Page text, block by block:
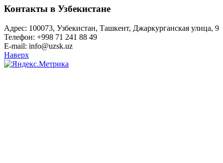
Контакты в Узбекистане
Адрес: 100073, Узбекистан, Ташкент, Джаркурганская улица, 9
Телефон: +998 71 241 88 49
E-mail: info@uzsk.uz
Наверх